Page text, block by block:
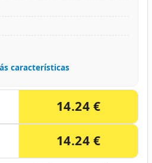
características
14.24 €
14.24 €